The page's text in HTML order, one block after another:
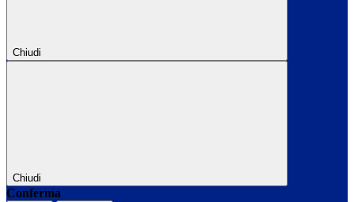
Chiudi
Chiudi
Conferma